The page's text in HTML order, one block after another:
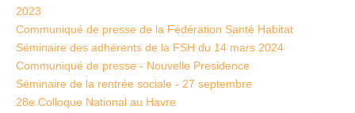
2023
Communiqué de presse de la Fédération Santé Habitat
Séminaire des adhérents de la FSH du 14 mars 2024
Communiqué de presse - Nouvelle Presidence
Séminaire de la rentrée sociale - 27 septembre
28e Colloque National au Havre